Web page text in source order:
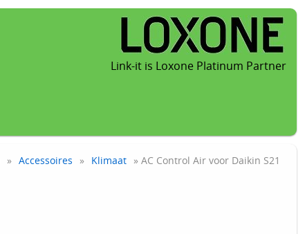
Link-it is Loxone Platinum Partner
» Accessoires » Klimaat » AC Control Air voor Daikin S21